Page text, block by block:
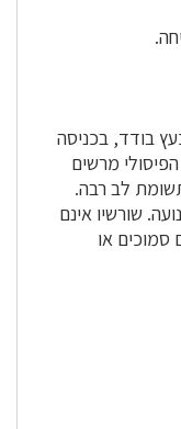
בודד, בכניסה
מרשים
לב רבה.
שורשיו אינם
סמוכים או